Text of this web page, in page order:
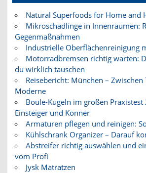
Natural Superfoods for Home and
Mikroschädlinge in Innenräumen:
Gegenmaßnahmen
Industrielle Oberflächenreinigung
Motorradbremsen richtig warten:
du wirklich tauschen
Reisebericht: München –
Moderne
Boule-Kugeln im großen Praxistest
Einsteiger und Könner
Armaturen pflegen und reinigen:
Kühlschrank Organizer – Darauf
Abstreifer richtig auswählen und
vom Profi
Jysk Matratzen